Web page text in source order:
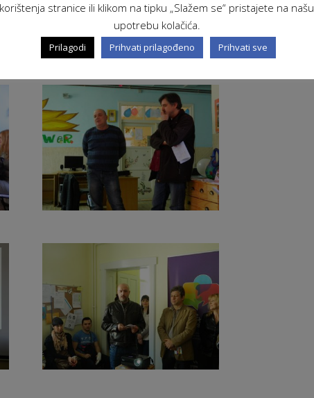
su i predstavnici OKC-a Banja Luke
Oni su prisutne upoznali s ciljevima
puno uspjeha u radu svim
centrima.
korištenja stranice ili klikom na tipku „Slažem se“ pristajete na našu
upotrebu kolačića.
Prilagodi Prihvati prilagođeno Prihvati sve